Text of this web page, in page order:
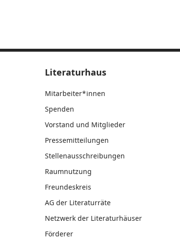
Literaturhaus
Mitarbeiter*innen
Spenden
Vorstand und Mitglieder
Pressemitteilungen
Stellenausschreibungen
Raumnutzung
Freundeskreis
AG der Literaturräte
Netzwerk der Literaturhäuser
Förderer